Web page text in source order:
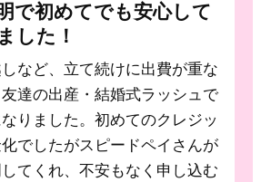
で初めてでも安心して
した！
など、立て続けに出費が重な
達の出産・結婚式ラッシュで
りました。初めてのクレジッ
化でしたがスピードペイさんが
てくれ、不安もなく申し込む